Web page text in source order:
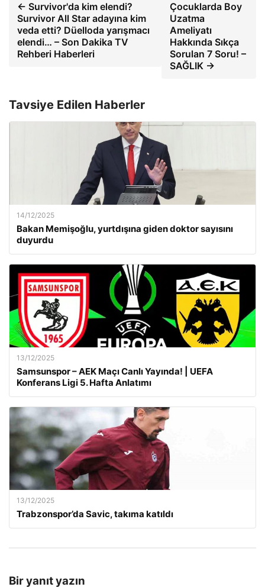
← Survivor'da kim elendi?
Survivor All Star adayına kim
veda etti? Düelloda yarışmacı
elendi… – Son Dakika TV
Rehberi Haberleri
Çocuklarda Boy
Uzatma
Ameliyatı
Hakkında Sıkça
Sorulan 7 Soru! –
SAĞLIK →
Tavsiye Edilen Haberler
14/12/2025
Bakan Memişoğlu, yurtdışına giden doktor sayısını
duyurdu
13/12/2025
Samsunspor – AEK Maçı Canlı Yayında! | UEFA
Konferans Ligi 5. Hafta Anlatımı
13/12/2025
Trabzonspor’da Savic, takıma katıldı
Bir yanıt yazın